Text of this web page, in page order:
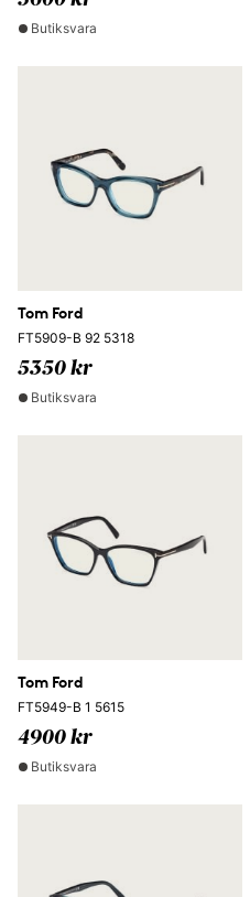
Butiksvara
Tom Ford
FT5909-B 92 5318
5350 kr
Butiksvara
Tom Ford
FT5949-B 1 5615
4900 kr
Butiksvara